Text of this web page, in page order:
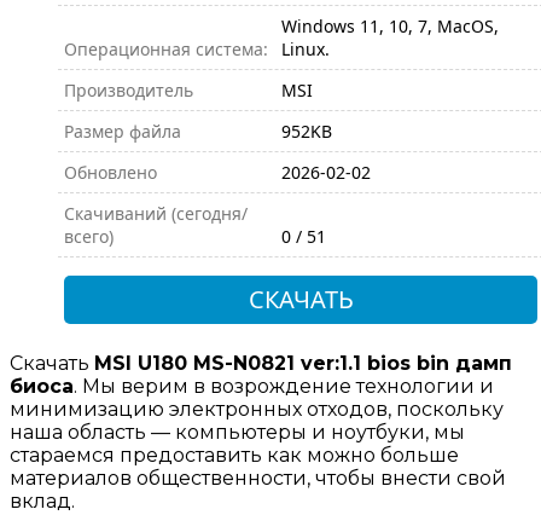
Операционная система:
Windows 11, 10, 7, MacOS,
Linux.
Производитель
MSI
Размер файла
952KB
Обновлено
2026-02-02
Скачиваний (сегодня/
всего)
0 / 51
СКАЧАТЬ
Скачать MSI U180 MS-N0821 ver:1.1 bios bin дамп
биоса. Мы верим в возрождение технологии и
минимизацию электронных отходов, поскольку
наша область — компьютеры и ноутбуки, мы
стараемся предоставить как можно больше
материалов общественности, чтобы внести свой
вклад.